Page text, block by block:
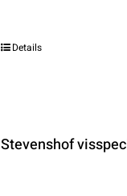
Details
Stevenshof